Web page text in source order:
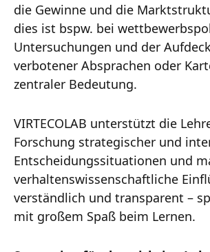
die Gewinne und die
dies ist bspw. bei
Untersuchungen und der
verbotener Absprachen oder
zentraler Bedeutung.
VIRTECOLAB unterstützt die
Forschung strategischer und
Entscheidungssituationen und
verhaltenswissenschaftliche
verständlich und transparent –
mit großem Spaß beim Lernen.